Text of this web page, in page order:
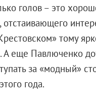
голов – это
отстаивающего
тому
А еще Павлюченко
за «модный»
года.